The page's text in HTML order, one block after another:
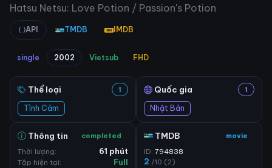
Hatsu Netsu: Love Potion / Passion's Potion
API TMDB IMDB
single 2002 Vietsub FHD
Thể loại 1
Tình Cảm
Quốc gia 1
Nhật Bản
Thông tin completed
Thời lượng:
61 phút
Tập hiện tại:
Full
TMDB movie
ID: 794838
2 /10 (2)